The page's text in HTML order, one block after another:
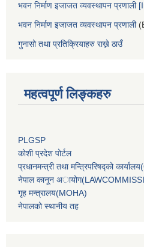
भवन निर्माण इजाजत व्यवस्थापन
भवन निर्माण इजाजत व्यवस्थापन प्रणाली
गुनासो तथा प्रतिक्रियाहरु राख्ने ठाउँ
महत्वपूर्ण लिङ्कहरु
PLGSP
कोशी प्रदेश पोर्टल
प्रधानमन्‍त्री तथा मन्‍त्रिपरिषद्को
नेपाल कानून
गृह मन्‍त्रालय(MOHA)
नेपालको स्थानीय तह